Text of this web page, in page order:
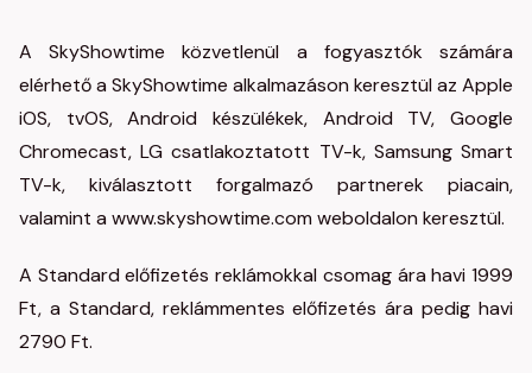
A SkyShowtime közvetlenül a fogyasztók számára
elérhető a SkyShowtime alkalmazáson keresztül az Apple
iOS, tvOS, Android készülékek, Android TV, Google
Chromecast, LG csatlakoztatott TV-k, Samsung Smart
TV-k, kiválasztott forgalmazó partnerek piacain,
valamint a www.skyshowtime.com weboldalon keresztül.
A Standard előfizetés reklámokkal csomag ára havi 1999
Ft, a Standard, reklámmentes előfizetés ára pedig havi
2790 Ft.